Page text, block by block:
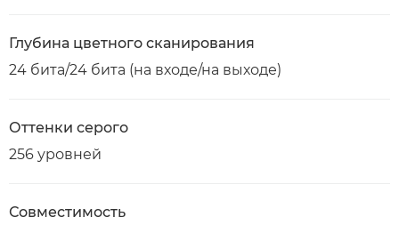
Глубина цветного сканирования
24 бита/24 бита (на входе/на выходе)
Оттенки серого
256 уровней
Совместимость